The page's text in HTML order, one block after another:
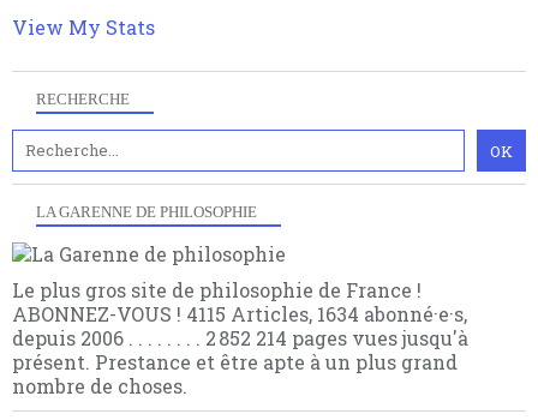
RECHERCHE
LA GARENNE DE PHILOSOPHIE
Le plus gros site de philosophie de France !
ABONNEZ-VOUS ! 4115 Articles, 1634 abonné·e·s,
depuis 2006 . . . . . . . . 2 852 214 pages vues jusqu'à
présent. Prestance et être apte à un plus grand
nombre de choses.
View My Stats